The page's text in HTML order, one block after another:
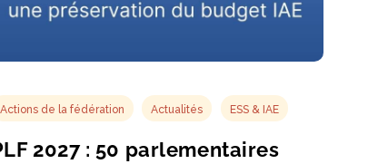
Actions de la fédération Actualités ESS & IAE
2027 : 50 parlementaires